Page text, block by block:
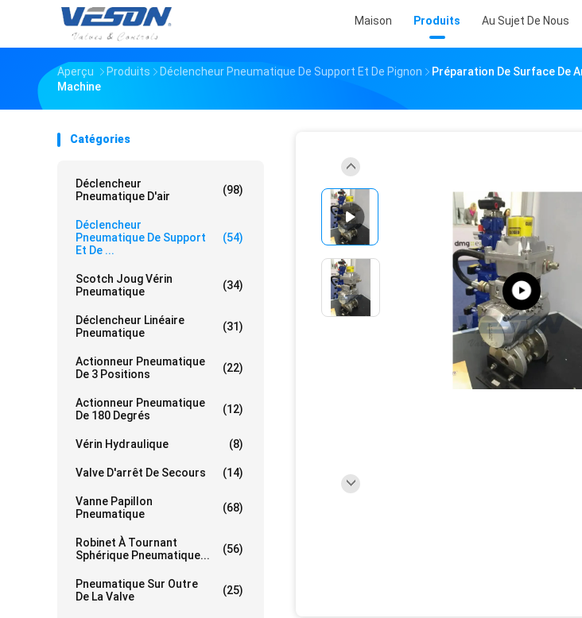
Maison Produits Au Sujet De Nous
Aperçu Produits Déclencheur Pneumatique De Support Et De Pignon
Préparation De Surface De
Machine
Catégories
Déclencheur
Pneumatique D'air
(98)
Déclencheur
Pneumatique De Support
Et De ...
(54)
Scotch Joug Vérin
Pneumatique
(34)
Déclencheur Linéaire
Pneumatique
(31)
Actionneur Pneumatique
De 3 Positions
(22)
Actionneur Pneumatique
De 180 Degrés
(12)
Vérin Hydraulique (8)
Valve D'arrêt De Secours (14)
Vanne Papillon
Pneumatique
(68)
Robinet À Tournant
Sphérique Pneumatique...
(56)
Pneumatique Sur Outre
De La Valve
(25)